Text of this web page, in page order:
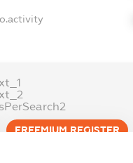
FREEMIUM.REGISTER